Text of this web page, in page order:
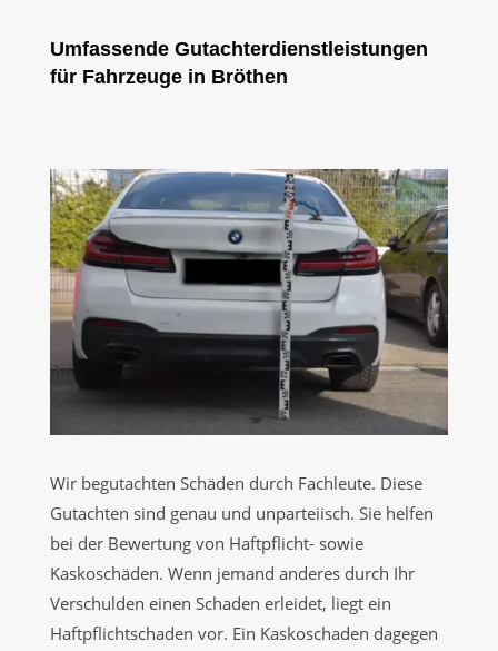
Umfassende Gutachterdienstleistungen
für Fahrzeuge in Bröthen
Wir begutachten Schäden durch Fachleute. Diese
Gutachten sind genau und unparteiisch. Sie helfen
bei der Bewertung von Haftpflicht- sowie
Kaskoschäden. Wenn jemand anderes durch Ihr
Verschulden einen Schaden erleidet, liegt ein
Haftpflichtschaden vor. Ein Kaskoschaden dagegen